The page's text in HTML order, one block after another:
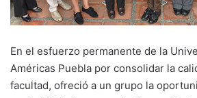
En el esfuerzo permanente de la
Américas Puebla por consolidar la
facultad, ofreció a un grupo la